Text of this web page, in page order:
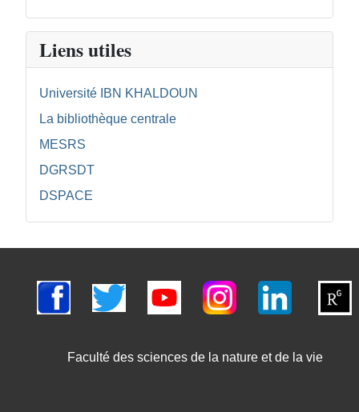
Liens utiles
Université IBN KHALDOUN
La bibliothèque centrale
MESRS
DGRSDT
DSPACE
Faculté des sciences de la nature et de la vie